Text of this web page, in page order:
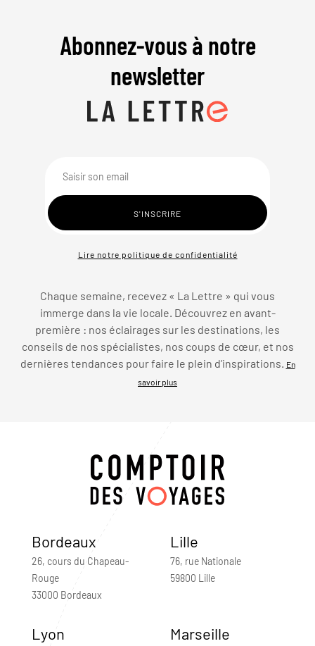
Abonnez-vous à notre
newsletter
Lire notre politique de confidentialité
Chaque semaine, recevez « La Lettre » qui vous
immerge dans la vie locale. Découvrez en avant-
première : nos éclairages sur les destinations, les
conseils de nos spécialistes, nos coups de cœur, et nos
dernières tendances pour faire le plein d’inspirations.
En
savoir plus
Bordeaux
26, cours du Chapeau-
Rouge
33000 Bordeaux
Lille
76, rue Nationale
59800 Lille
Lyon Marseille